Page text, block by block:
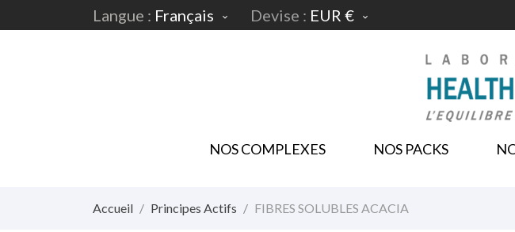
Langue : Français  Devise : EUR € 
NOS COMPLEXES NOS PACKS
Accueil Principes Actifs FIBRES SOLUBLES ACACIA